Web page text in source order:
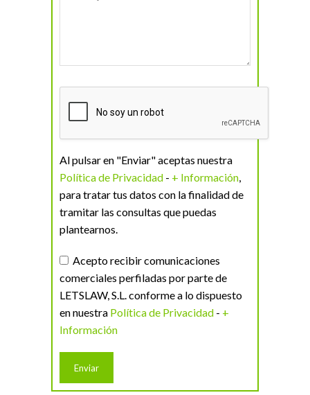
Al pulsar en "Enviar" aceptas nuestra
Política de Privacidad - + Información,
para tratar tus datos con la finalidad de
tramitar las consultas que puedas
plantearnos.
Acepto recibir comunicaciones
comerciales perfiladas por parte de
LETSLAW, S.L. conforme a lo dispuesto
en nuestra Política de Privacidad - +
Información